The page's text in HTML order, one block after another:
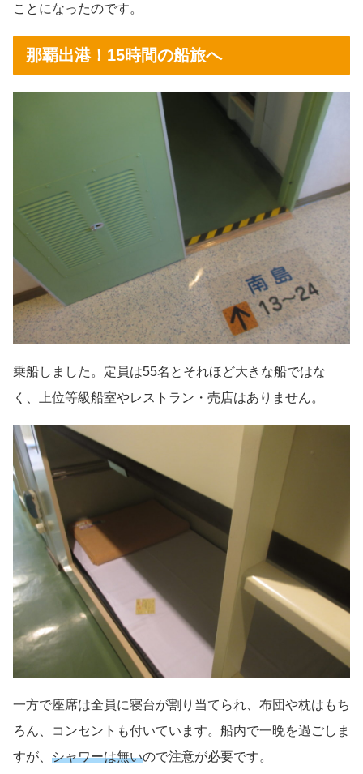
ことになったのです。
那覇出港！15時間の船旅へ
乗船しました。定員は55名とそれほど大きな船ではな
く、上位等級船室やレストラン・売店はありません。
一方で座席は全員に寝台が割り当てられ、布団や枕はもち
ろん、コンセントも付いています。船内で一晩を過ごしま
すが、 シャワーは無いので注意が必要です。